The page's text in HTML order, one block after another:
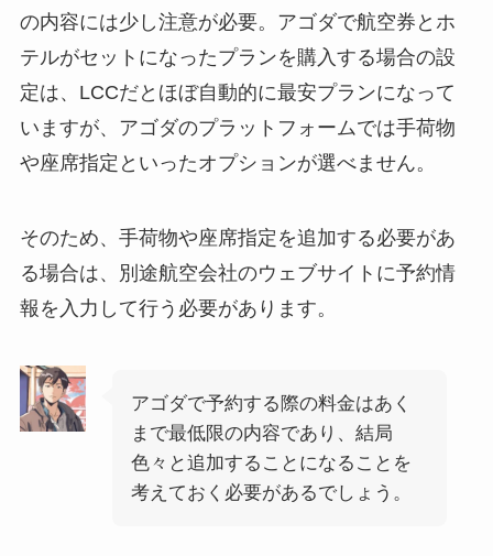
の内容には少し注意が必要。アゴダで航空券とホ
テルがセットになったプランを購入する場合の設
定は、LCCだとほぼ自動的に最安プランになって
いますが、アゴダのプラットフォームでは手荷物
や座席指定といったオプションが選べません。
そのため、手荷物や座席指定を追加する必要があ
る場合は、別途航空会社のウェブサイトに予約情
報を入力して行う必要があります。
アゴダで予約する際の料金はあく
まで最低限の内容であり、結局
色々と追加することになることを
考えておく必要があるでしょう。